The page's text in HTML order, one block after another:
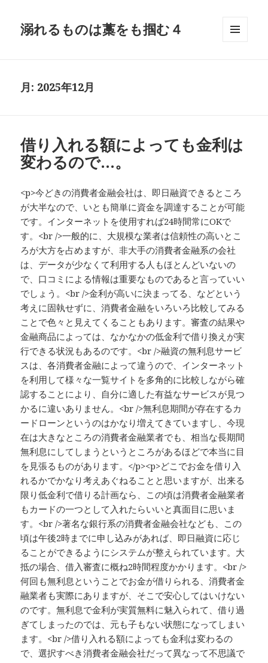
溺れるものは藁をも掴む４
月: 2025年12月
借り入れる額によっても金利は
変わるので…。
<p>今どきの消費者金融会社は、即日融資できるところ
が大半なので、いとも簡単に資金を調達することが可能
です。インターネットを使用すれば24時間常にOKで
す。<br />一般的に、大規模な業者は信頼性の高いとこ
ろが大方を占めますが、非大手の消費者金融系の会社
は、データが少なくて利用する人もほとんどいないの
で、口コミによる情報は重要なものであると言っていい
でしょう。<br />金利が高いに決まってる、などという
考えに固執せずに、消費者金融をいろいろ比較してみる
ことで色々と見えてくることもあります。審査の結果や
金融商品によっては、なかなかの低金利で借り換えが実
行できる状況もあるのです。<br />融資の無利息サービ
スは、各消費者金融によって違うので、インターネット
を利用して様々な一覧サイトを多角的に比較しながら確
認することにより、自分に適した有益なサービスが見つ
かるに違いありません。<br />無利息期間が存在するカ
ードローンというのはかなり増えてきていますし、今現
在は大きなところの消費者金融業者でも、相当な長期間
無利息にしてしまうというところがあるほどで本当に目
を見張るものがあります。</p><p>どこでお金を借り入
れるかでかなり考えあぐねることと思いますが、出来る
限り低金利で借りる計画なら、この頃は消費者金融業者
もカードの一つとして入れたらいいと真面目に思いま
す。<br />著名な銀行系の消費者金融会社なども、この
頃は午後2時までに申し込みがあれば、即日融資に応じ
ることができるようにシステムが整えられています。大
抵の場合、借入審査に概ね2時間程度かかります。<br />
何回も無利息ということでお金が借りられる、消費者金
融業者も実際にありますが、そこで安心してはいけない
のです。無利息で金利が実質無料に魅入られて、借り過
ぎてしまったのでは、元も子もない状態になってしまい
ます。<br />借り入れる額によっても金利は変わるの
で、選択すべき消費者金融会社だって異なって不思議で